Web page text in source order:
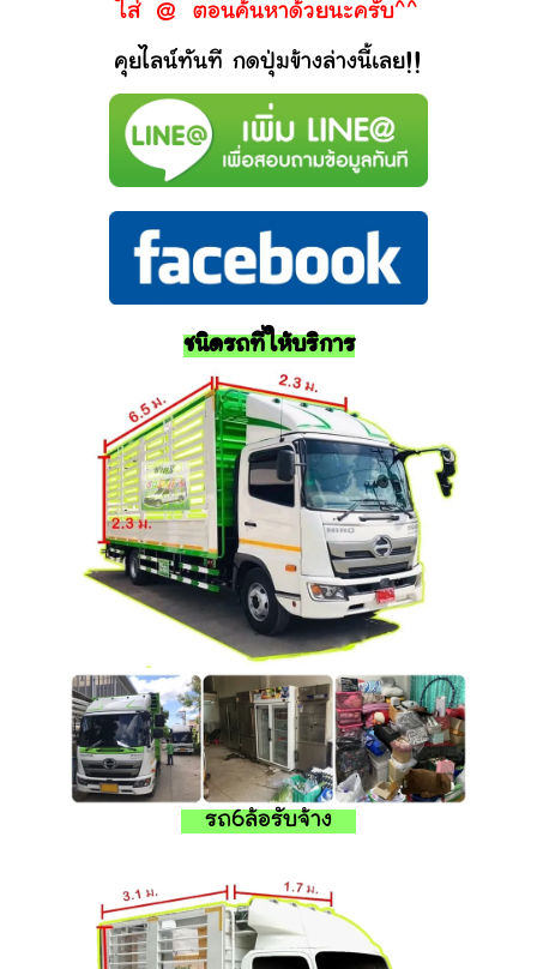
ใส่ @ ตอนค้นหาด้วยนะครับ^^
คุยไลน์ทันที กดปุ่มข้างล่างนี้เลย!!
ชนิดรถที่ให้บริการ
รถ6ล้อรับจ้าง